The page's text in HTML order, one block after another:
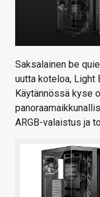
HAKU
Saksalainen be
uutta koteloa, Light
Käytännössä kyse
ARGB-valaistus ja